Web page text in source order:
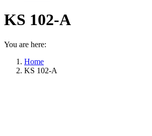
KS 102-A
You are here:
Home
KS 102-A